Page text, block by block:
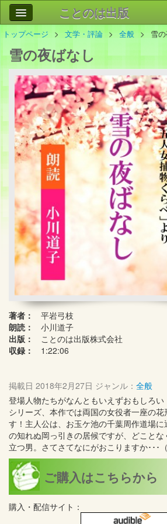
ことのは出版
作品
事業案内
会社情報
お問い合わせ
トップページ 文学・評論 全般 雪
雪の夜ばなし
著者：
平岩弓枝
朗読：
小川道子
出版：
ことのは出版株式会社
収録：
1:22:06
掲載日 2018年2月27日 ジャンル： 全般
登場人物たちがなんともいえずおもしろい
シリーズ、本作では両国の女役者一座の
す！主人公は、お玉ケ池の千葉周作道場
の知れぬ岡っ引きの居候ですが、どこと
立つ男。さてさてなにがおこりますか･･･
ご購入はこちらから
購入・配信サイト：